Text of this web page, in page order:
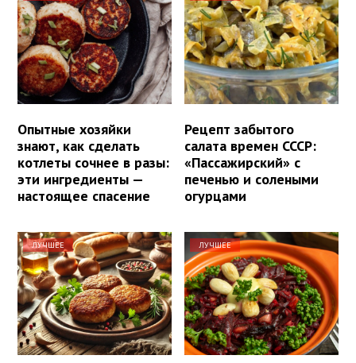
Опытные хозяйки
знают, как сделать
котлеты сочнее в разы:
эти ингредиенты —
настоящее спасение
Рецепт забытого
салата времен СССР:
«Пассажирский» с
печенью и солеными
огурцами
ЛУЧШЕЕ ЛУЧШЕЕ